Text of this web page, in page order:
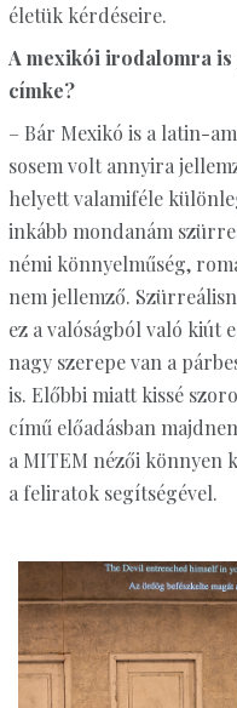
életük kérdéseire.
A mexikói irodalomra is
címke?
– Bár Mexikó is a latin-
sosem volt annyira
helyett valamiféle
inkább mondanám
némi könnyelműség,
nem jellemző.
ez a valóságból való kiút
nagy szerepe van a
is. Előbbi miatt kissé
című előadásban
a MITEM nézői könnyen
a feliratok segítségével.